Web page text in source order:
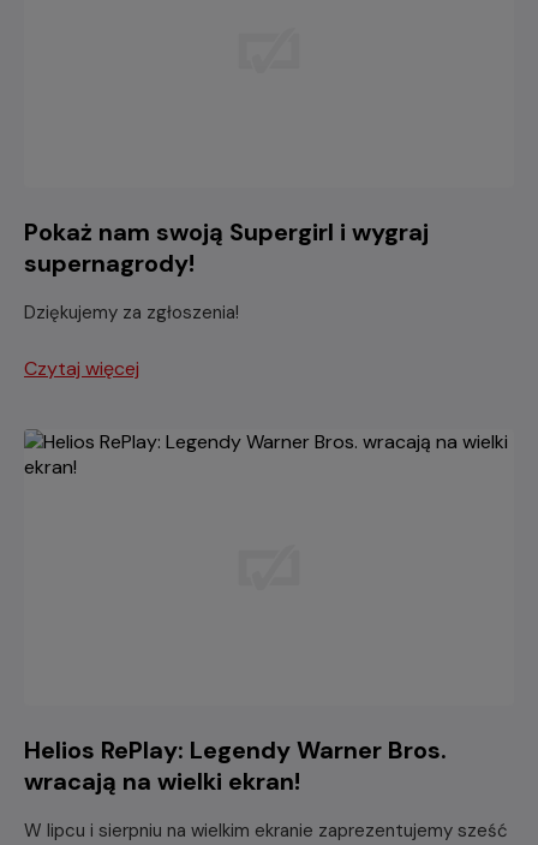
Pokaż nam swoją Supergirl i wygraj
supernagrody!
Dziękujemy za zgłoszenia!
Czytaj więcej
Helios RePlay: Legendy Warner Bros.
wracają na wielki ekran!
W lipcu i sierpniu na wielkim ekranie zaprezentujemy sześć